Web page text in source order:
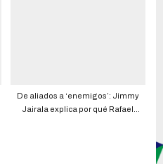
De aliados a ‘enemigos’: Jimmy
Jairala explica por qué Rafael